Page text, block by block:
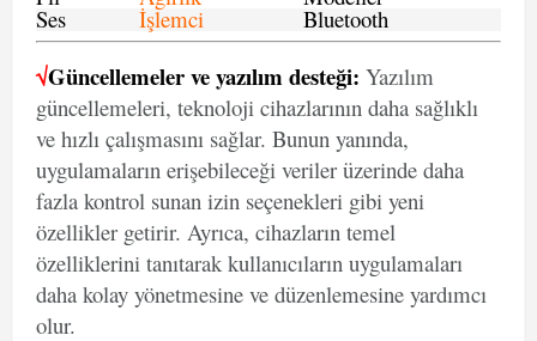
Ses İşlemci Bluetooth
√Güncellemeler ve yazılım desteği: Yazılım
güncellemeleri, teknoloji cihazlarının daha sağlıklı
ve hızlı çalışmasını sağlar. Bunun yanında,
uygulamaların erişebileceği veriler üzerinde daha
fazla kontrol sunan izin seçenekleri gibi yeni
özellikler getirir. Ayrıca, cihazların temel
özelliklerini tanıtarak kullanıcıların uygulamaları
daha kolay yönetmesine ve düzenlemesine yardımcı
olur.